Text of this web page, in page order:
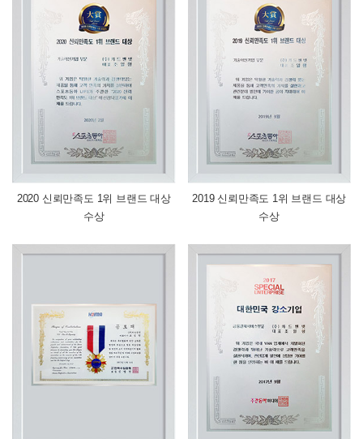
2020 신뢰만족도 1위 브랜드 대상
수상
2019 신뢰만족도 1위 브랜드 대상
수상